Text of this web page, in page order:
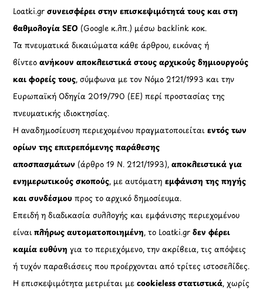
Loatki.gr συνεισφέρει στην επισκεψιμότητά τους και στη
βαθμολογία SEO (Google κ.λπ.) μέσω backlink κοκ.
Τα πνευματικά δικαιώματα κάθε άρθρου, εικόνας ή
βίντεοανήκουν αποκλειστικά στους αρχικούς δημιουργούς
και φορείς τους, σύμφωνα με τον Νόμο 2121/1993 και την
Ευρωπαϊκή Οδηγία 2019/790 (ΕΕ) περί προστασίας της
πνευματικής ιδιοκτησίας.
Η αναδημοσίευση περιεχομένου πραγματοποιείταιεντός των
ορίων της επιτρεπόμενης παράθεσης
αποσπασμάτων (άρθρο 19 Ν. 2121/1993), αποκλειστικά για
ενημερωτικούς σκοπούς, με αυτόματηεμφάνιση της πηγής
και συνδέσμου προς το αρχικό δημοσίευμα.
Επειδή η διαδικασία συλλογής και εμφάνισης περιεχομένου
είναιπλήρως αυτοματοποιημένη, το Loatki.grδεν φέρει
καμία ευθύνη για το περιεχόμενο, την ακρίβεια, τις απόψεις
ή τυχόν παραβιάσεις που προέρχονται από τρίτες ιστοσελίδες.
Η επισκεψιμότητα μετριέται μεcookieless στατιστικά, χωρίς